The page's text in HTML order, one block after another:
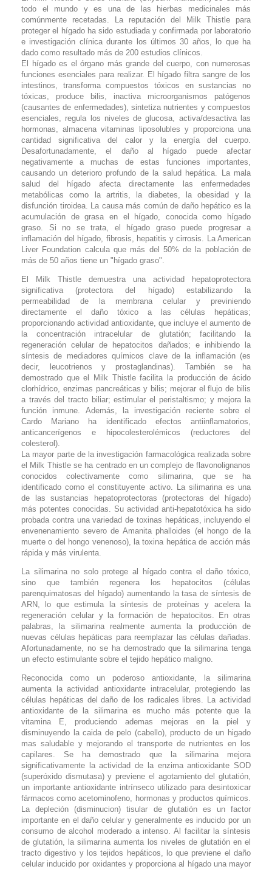
todo el mundo y es una de las hierbas medicinales más
comúnmente recetadas. La reputación del Milk Thistle para
proteger el hígado ha sido estudiada y confirmada por laboratorio
e investigación clínica durante los últimos 30 años, lo que ha
dado como resultado más de 200 estudios clínicos.
El hígado es el órgano más grande del cuerpo, con numerosas
funciones esenciales para realizar. El hígado filtra sangre de los
intestinos, transforma compuestos tóxicos en sustancias no
tóxicas, produce bilis, inactiva microorganismos patógenos
(causantes de enfermedades), sintetiza nutrientes y compuestos
esenciales, regula los niveles de glucosa, activa/desactiva las
hormonas, almacena vitaminas liposolubles y proporciona una
cantidad significativa del calor y la energía del cuerpo.
Desafortunadamente, el daño al hígado puede afectar
negativamente a muchas de estas funciones importantes,
causando un deterioro profundo de la salud hepática. La mala
salud del hígado afecta directamente las enfermedades
metabólicas como la artritis, la diabetes, la obesidad y la
disfunción tiroidea. La causa más común de daño hepático es la
acumulación de grasa en el hígado, conocida como hígado
graso. Si no se trata, el hígado graso puede progresar a
inflamación del hígado, fibrosis, hepatitis y cirrosis. La American
Liver Foundation calcula que más del 50% de la población de
más de 50 años tiene un "hígado graso".
El Milk Thistle demuestra una actividad hepatoprotectora
significativa (protectora del hígado) estabilizando la
permeabilidad de la membrana celular y previniendo
directamente el daño tóxico a las células hepáticas;
proporcionando actividad antioxidante, que incluye el aumento de
la concentración intracelular de glutatión; facilitando la
regeneración celular de hepatocitos dañados; e inhibiendo la
síntesis de mediadores químicos clave de la inflamación (es
decir, leucotrienos y prostaglandinas). También se ha
demostrado que el Milk Thistle facilita la producción de ácido
clorhídrico, enzimas pancreáticas y bilis; mejorar el flujo de bilis
a través del tracto biliar; estimular el peristaltismo; y mejora la
función inmune. Además, la investigación reciente sobre el
Cardo Mariano ha identificado efectos antiinflamatorios,
anticancerígenos e hipocolesterolémicos (reductores del
colesterol).
La mayor parte de la investigación farmacológica realizada sobre
el Milk Thistle se ha centrado en un complejo de flavonolignanos
conocidos colectivamente como silimarina, que se ha
identificado como el constituyente activo. La silimarina es una
de las sustancias hepatoprotectoras (protectoras del hígado)
más potentes conocidas. Su actividad anti-hepatotóxica ha sido
probada contra una variedad de toxinas hepáticas, incluyendo el
envenenamiento severo de Amanita phalloides (el hongo de la
muerte o del hongo venenoso), la toxina hepática de acción más
rápida y más virulenta.
La silimarina no solo protege al hígado contra el daño tóxico,
sino que también regenera los hepatocitos (células
parenquimatosas del hígado) aumentando la tasa de síntesis de
ARN, lo que estimula la síntesis de proteínas y acelera la
regeneración celular y la formación de hepatocitos. En otras
palabras, la silimarina realmente aumenta la producción de
nuevas células hepáticas para reemplazar las células dañadas.
Afortunadamente, no se ha demostrado que la silimarina tenga
un efecto estimulante sobre el tejido hepático maligno.
Reconocida como un poderoso antioxidante, la silimarina
aumenta la actividad antioxidante intracelular, protegiendo las
células hepáticas del daño de los radicales libres. La actividad
antioxidante de la silimarina es mucho más potente que la
vitamina E, produciendo ademas mejoras en la piel y
disminuyendo la caida de pelo (cabello), producto de un higado
mas saludable y mejorando el transporte de nutrientes en los
capilares. Se ha demostrado que la silimarina mejora
significativamente la actividad de la enzima antioxidante SOD
(superóxido dismutasa) y previene el agotamiento del glutatión,
un importante antioxidante intrínseco utilizado para desintoxicar
fármacos como acetominofeno, hormonas y productos químicos.
La depleción (disminucion) tisular de glutatión es un factor
importante en el daño celular y generalmente es inducido por un
consumo de alcohol moderado a intenso. Al facilitar la síntesis
de glutatión, la silimarina aumenta los niveles de glutatión en el
tracto digestivo y los tejidos hepáticos, lo que previene el daño
celular inducido por oxidantes y proporciona al hígado una mayor